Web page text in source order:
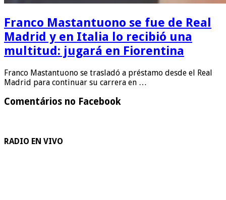
Franco Mastantuono se fue de Real
Madrid y en Italia lo recibió una
multitud: jugará en Fiorentina
Franco Mastantuono se trasladó a préstamo desde el Real
Madrid para continuar su carrera en …
Comentários no Facebook
RADIO EN VIVO